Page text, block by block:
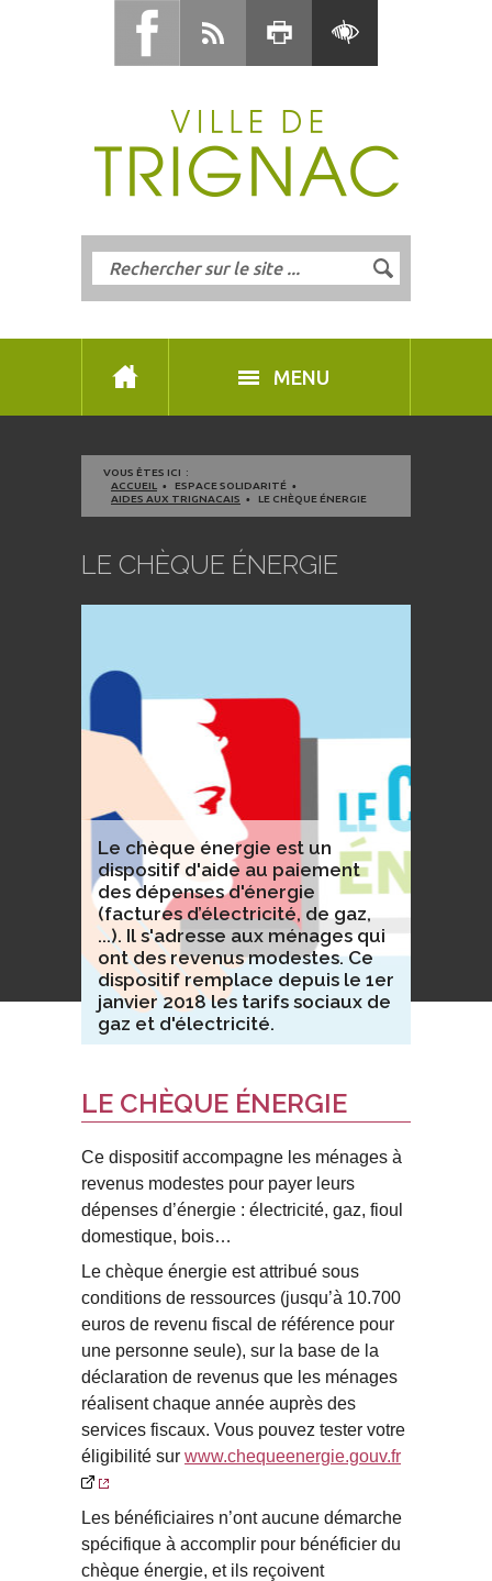
MENU
VOUS ÊTES ICI :
ACCUEIL
ESPACE SOLIDARITÉ
AIDES AUX TRIGNACAIS
LE CHÈQUE ÉNERGIE
LE CHÈQUE ÉNERGIE
Le chèque énergie est un
dispositif d'aide au paiement
des dépenses d'énergie
(factures d’électricité, de gaz,
...). Il s'adresse aux ménages qui
ont des revenus modestes. Ce
dispositif remplace depuis le 1er
janvier 2018 les tarifs sociaux de
gaz et d'électricité.
LE CHÈQUE ÉNERGIE
Ce dispositif accompagne les ménages à
revenus modestes pour payer leurs
dépenses d’énergie : électricité, gaz, fioul
domestique, bois…
Le chèque énergie est attribué sous
conditions de ressources (jusqu’à 10.700
euros de revenu fiscal de référence pour
une personne seule), sur la base de la
déclaration de revenus que les ménages
réalisent chaque année auprès des
services fiscaux. Vous pouvez tester votre
éligibilité sur www.chequeenergie.gouv.fr
Les bénéficiaires n’ont aucune démarche
spécifique à accomplir pour bénéficier du
chèque énergie, et ils reçoivent